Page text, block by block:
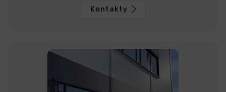
Kontakty